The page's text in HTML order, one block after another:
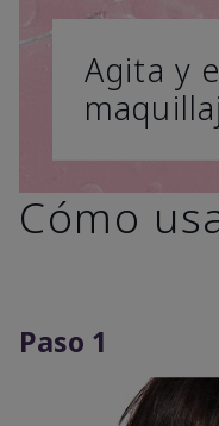
Agita y
Cómo
Paso 1